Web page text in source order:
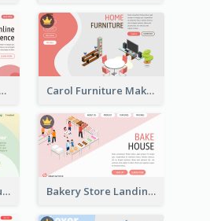
Virtual Conference Software Intro Landing Page Carol Furniture Maker Landing Page With Isometric Display
Abstract Virtual Tour Booking Landing Page Bakery Store Landing Page With Isometric Graphics